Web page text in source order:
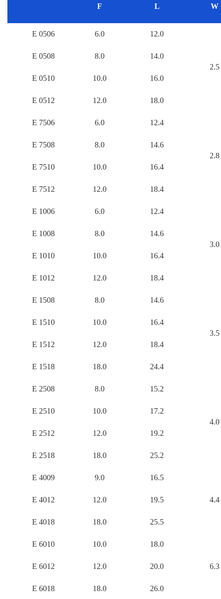
F
L W
E 0506 6.0 12.0
2.5
E 0508 8.0 14.0
E 0510 10.0 16.0
E 0512 12.0 18.0
E 7506 6.0 12.4
2.8
E 7508 8.0 14.6
E 7510 10.0 16.4
E 7512 12.0 18.4
E 1006 6.0 12.4
3.0
E 1008 8.0 14.6
E 1010 10.0 16.4
E 1012 12.0 18.4
E 1508 8.0 14.6
3.5
E 1510 10.0 16.4
E 1512 12.0 18.4
E 1518 18.0 24.4
E 2508 8.0 15.2
4.0
E 2510 10.0 17.2
E 2512 12.0 19.2
E 2518 18.0 25.2
E 4009 9.0 16.5
4.4
E 4012 12.0 19.5
E 4018 18.0 25.5
E 6010 10.0 18.0
6.3
E 6012 12.0 20.0
E 6018 18.0 26.0